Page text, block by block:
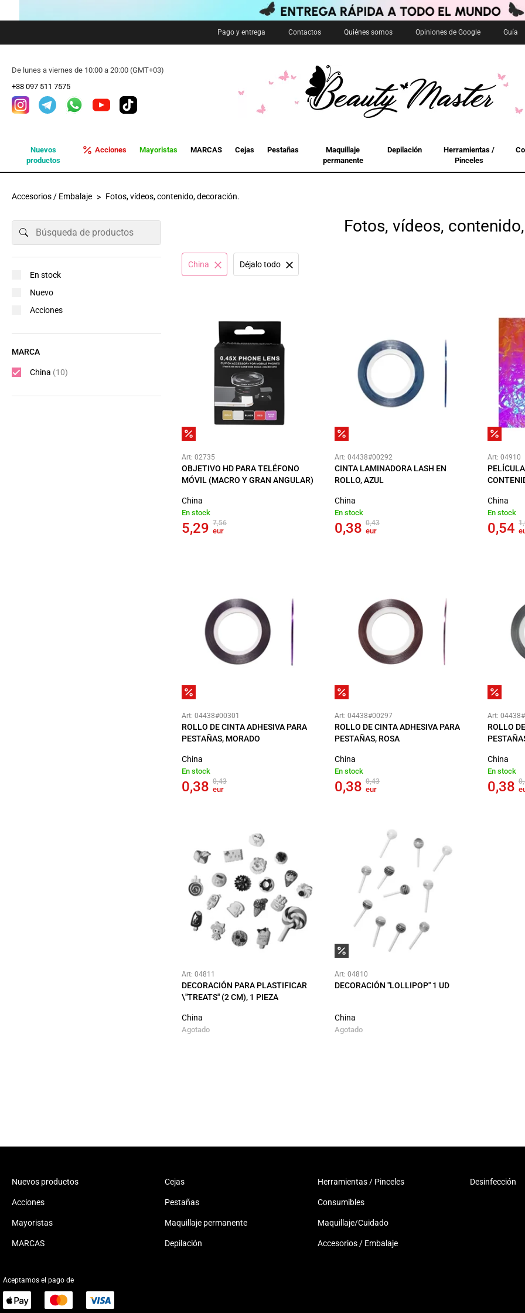
Pago y entrega Contactos Quiénes somos Opiniones de Google Guía
De lunes a viernes de 10:00 a 20:00 (GMT+03)
+38 097 511 7575
Nuevos
productos
Acciones Mayoristas MARCAS Cejas Pestañas
Maquillaje
permanente
Depilación
Herramientas /
Pinceles
Accesorios / Embalaje Fotos, vídeos, contenido, decoración.
Fotos, vídeos,
China Déjalo todo
Art: 02735
OBJETIVO HD PARA TELÉFONO
MÓVIL (MACRO Y GRAN ANGULAR)
China
En stock
5,29 7,56
eur
Art: 04438#00292
CINTA LAMINADORA LASH EN
ROLLO, AZUL
China
En stock
0,38 0,43
eur
Art: 04910
China
En stock
0,54
Art: 04438#00301
ROLLO DE CINTA ADHESIVA PARA
PESTAÑAS, MORADO
China
En stock
0,38 0,43
eur
Art: 04438#00297
ROLLO DE CINTA ADHESIVA PARA
PESTAÑAS, ROSA
China
En stock
0,38 0,43
eur
Art:
ROLLO
China
En stock
0,38
Art: 04811
DECORACIÓN PARA PLASTIFICAR
\"TREATS" (2 CM), 1 PIEZA
China
Agotado
Art: 04810
DECORACIÓN "LOLLIPOP" 1 UD
China
Agotado
En stock
Nuevo
Acciones
MARCA
China (10)
Nuevos productos
Acciones
Mayoristas
MARCAS
Cejas
Pestañas
Maquillaje permanente
Depilación
Herramientas / Pinceles
Consumibles
Maquillaje/Cuidado
Accesorios / Embalaje
Desinfección
Aceptamos el pago de